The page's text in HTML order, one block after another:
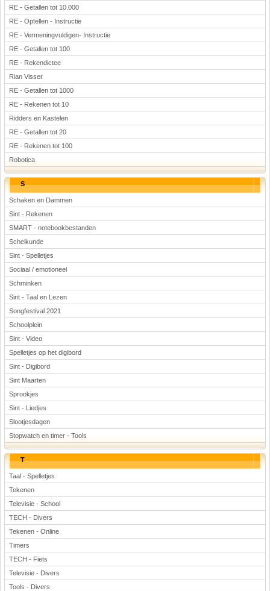
RE - Getallen tot 10.000
RE - Optellen - Instructie
RE - Vermeningvuldigen- Instructie
RE - Getallen tot 100
RE - Rekendictee
Rian Visser
RE - Getallen tot 1000
RE - Rekenen tot 10
Ridders en Kastelen
RE - Getallen tot 20
RE - Rekenen tot 100
Robotica
S
Schaken en Dammen
Sint - Rekenen
SMART - notebookbestanden
Scheikunde
Sint - Spelletjes
Sociaal / emotioneel
Schminken
Sint - Taal en Lezen
Songfestival 2021
Schoolplein
Sint - Video
Spelletjes op het digibord
Sint - Digibord
Sint Maarten
Sprookjes
Sint - Liedjes
Slootjesdagen
Stopwatch en timer - Tools
T
Taal - Spelletjes
Tekenen
Televisie - School
TECH - Divers
Tekenen - Online
Timers
TECH - Fiets
Televisie - Divers
Tools - Divers